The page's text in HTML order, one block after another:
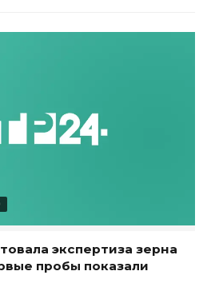
экспертиза зерна
пробы показали